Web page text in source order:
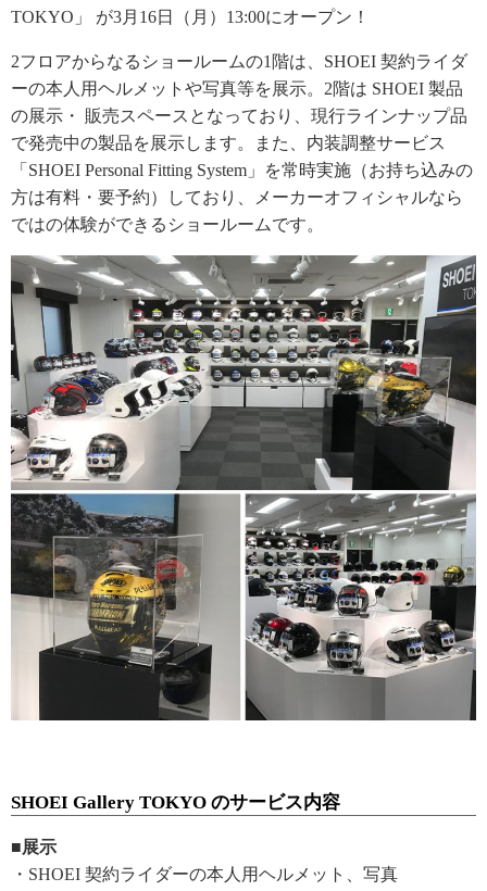
TOKYO」 が3月16日（月）13:00にオープン！
2フロアからなるショールームの1階は、SHOEI 契約ライダ
ーの本人用ヘルメットや写真等を展示。2階は SHOEI 製品
の展示・ 販売スペースとなっており、現行ラインナップ品
で発売中の製品を展示します。また、内装調整サービス
「SHOEI Personal Fitting System」を常時実施（お持ち込みの
方は有料・要予約）しており、メーカーオフィシャルなら
ではの体験ができるショールームです。
SHOEI Gallery TOKYO のサービス内容
■展示
・SHOEI 契約ライダーの本人用ヘルメット、写真